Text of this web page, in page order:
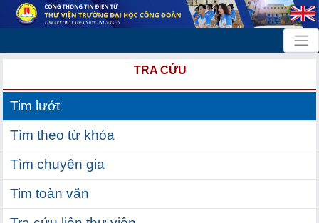
TRA CỨU
Tim lướt
Tìm theo từ khóa
Tìm chuyên gia
Tim toàn văn